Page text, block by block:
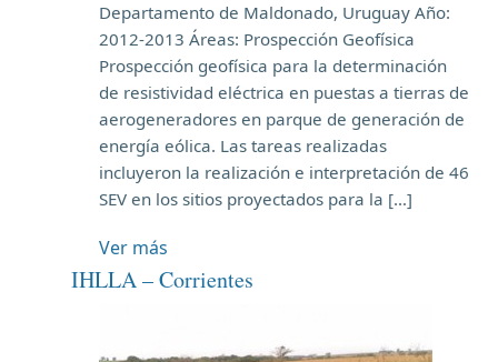
Departamento de Maldonado, Uruguay Año:
2012-2013 Áreas: Prospección Geofísica
Prospección geofísica para la determinación
de resistividad eléctrica en puestas a tierras de
aerogeneradores en parque de generación de
energía eólica. Las tareas realizadas
incluyeron la realización e interpretación de 46
SEV en los sitios proyectados para la […]
Ver más
IHLLA – Corrientes